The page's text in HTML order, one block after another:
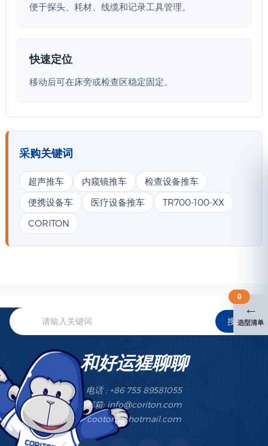
便于探头、耗材、线缆和记录工具管理。
快速定位
移动后可在床旁或检查区稳定固定。
采购关键词
超声推车 内窥镜推车
检查设备推车
便携设备车
医疗设备推车
TR700-100-XX
CORITON
搜索
和好运猩聊聊
电话 : +86 755 89581055
邮箱: info@coriton.com
cootom@hotmail.com
←
选型清单
0